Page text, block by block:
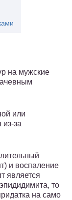
на мужские
или
из-за
и воспаление
является
то
на само